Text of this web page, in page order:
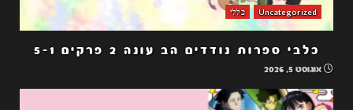
Uncategorized כללי
כלבי ספרות נודדים הב עונה 2 פרקים 5-1
אוגוסט 5, 2026